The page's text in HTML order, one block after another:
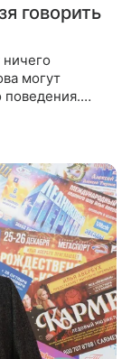
говорить
могут
поведения.